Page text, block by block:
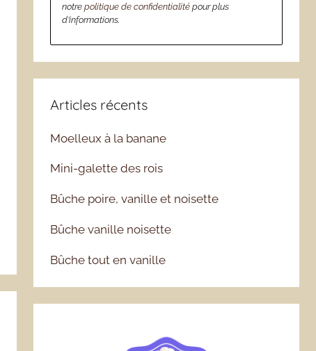
notrepolitique de confidentialité pour plus
d’informations.
Articles récents
Moelleux à la banane
Mini-galette des rois
Bûche poire, vanille et noisette
Bûche vanille noisette
Bûche tout en vanille